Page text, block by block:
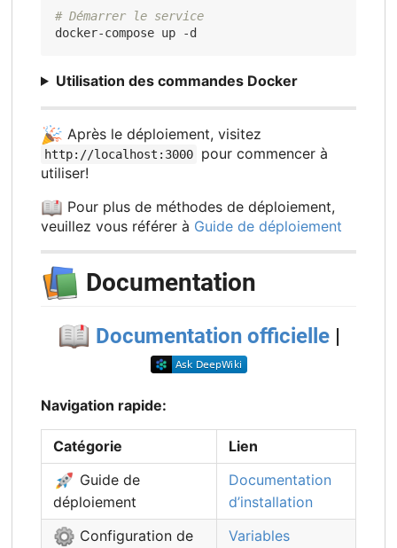
# Démarrer le service
Utilisation des commandes Docker
🎉 Après le déploiement, visitez
http://localhost:3000
pour commencer à
utiliser!
📖 Pour plus de méthodes de déploiement,
veuillez vous référer à Guide de déploiement
📚 Documentation
📖 Documentation officielle|
Navigation rapide:
Catégorie Lien
🚀 Guide de
déploiement
Documentation
d’installation
⚙️ Configuration de
Variables